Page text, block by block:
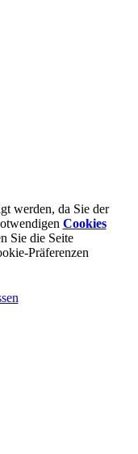
werden, da Sie der
Cookies
Sie die Seite
Präferenzen